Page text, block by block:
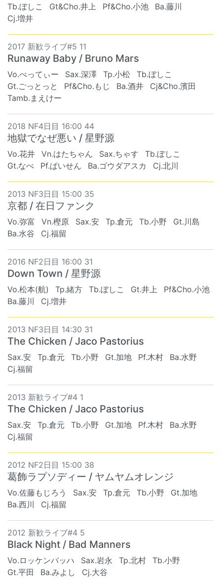
Tb.ぼしこ
Gt&Cho.井上 Pf&Cho.小池
Ba.藤川
Cj.増井
2017 新歓ライブ#5 11
Runaway Baby / Bruno Mars
Vo.べってぃー Sax.深澤 Tp.小松
Tb.ぼしこ
Gt.ごっとっと
Pf&Cho.もじ Ba.酒井
Cj&Cho.濱田
Tamb.まえけー
2018 NF4日目 16:00 44
地獄でなぜ悪い / 星野源
Vo.花井 Vn.はたちゃん Sax.ちゃす
Tb.ぼしこ
Gt.なべ
Pf.ぱいせん Ba.ゴウダアスカ Cj.北川
2013 NF3日目 15:00 35
京都 / 在日ファンク
Vo.弥富 Vn.樫原 Sax.安 Tp.倉元 Tb.小野
Gt.川島
Ba.水谷
Cj.福留
2016 NF2日目 16:00 31
Down Town / 星野源
Vo.松本(航) Tp.緒方 Tb.ぼしこ Gt.井上
Pf&Cho.小池
Ba.藤川
Cj.増井
2013 NF3日目 14:30 31
The Chicken / Jaco Pastorius
Sax.安 Tp.倉元 Tb.小野 Gt.加地 Pf.木村
Ba.水野
Cj.福留
2013 新歓ライブ#4 1
The Chicken / Jaco Pastorius
Sax.安 Tp.倉元 Tb.小野 Gt.加地 Pf.木村
Ba.水野
Cj.福留
2012 NF2日目 15:00 38
葛飾ラプソディー / ヤムヤムオレンジ
Vo.佐藤もじろう Sax.安 Tp.倉元 Tb.小野
Gt.加地
Ba.西川
Cj.福留
2012 新歓ライブ#4 5
Black Night / Bad Manners
Vo.ロッケンバッハ Sax.岩永 Tp.北村
Tb.小野
Gt.平田
Ba.みよし Cj.大谷